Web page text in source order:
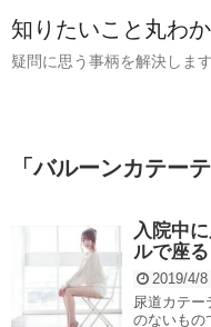
知りたいこと丸わ
疑問に思う事柄を解決しま
「バルーンカテー
入院中
ルで座
2019/4/8
尿道カテー
のないもの